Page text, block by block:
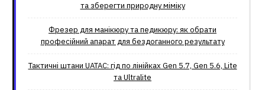
та зберегти природну міміку
Фрезер для манікюру та педикюру: як обрати
професійний апарат для бездоганного результату
Тактичні штани UATAC: гід по лінійках Gen 5.7, Gen 5.6, Lite
та Ultralite